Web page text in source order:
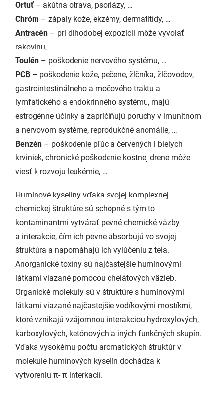
Ortuť – akútna otrava, psoriázy, …
Chróm – zápaly kože, ekzémy, dermatitídy, …
Antracén – pri dlhodobej expozícii môže vyvolať
rakovinu, …
Toulén – poškodenie nervového systému, …
PCB – poškodenie kože, pečene, žlčníka, žlčovodov,
gastrointestinálneho a močového traktu a
lymfatického a endokrinného systému, majú
estrogénne účinky a zapríčiňujú poruchy v imunitnom
a nervovom systéme, reprodukčné anomálie, …
Benzén – poškodenie pľúc a červených i bielych
krviniek, chronické poškodenie kostnej drene môže
viesť k rozvoju leukémie, …
Humínové kyseliny vďaka svojej komplexnej
chemickej štruktúre sú schopné s týmito
kontaminantmi vytvárať pevné chemické väzby
a interakcie, čím ich pevne absorbujú vo svojej
štruktúra a napomáhajú ich vylúčeniu z tela.
Anorganické toxíny sú najčastejšie humínovými
látkami viazané pomocou chelátových väzieb.
Organické molekuly sú v štruktúre s humínovými
látkami viazané najčastejšie vodíkovými mostíkmi,
ktoré vznikajú vzájomnou interakciou hydroxylových,
karboxylových, ketónových a iných funkčných skupín.
Vďaka vysokému počtu aromatických štruktúr v
molekule humínových kyselín dochádza k
vytvoreniu π- π interkacií.